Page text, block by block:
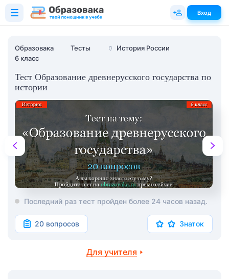
Образовака Тесты 🏺
История России
6 класс
Тест Образование древнерусского государства по
истории
Последний раз тест пройден более 24 часов назад.
20 вопросов Знаток
Для учителя
Вход